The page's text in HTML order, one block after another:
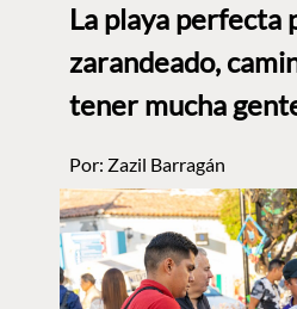
La playa perfecta
zarandeado,
tener mucha
Por: Zazil Barragán